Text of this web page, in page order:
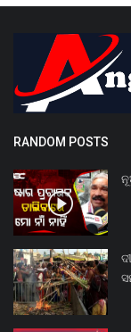
RANDOM POSTS